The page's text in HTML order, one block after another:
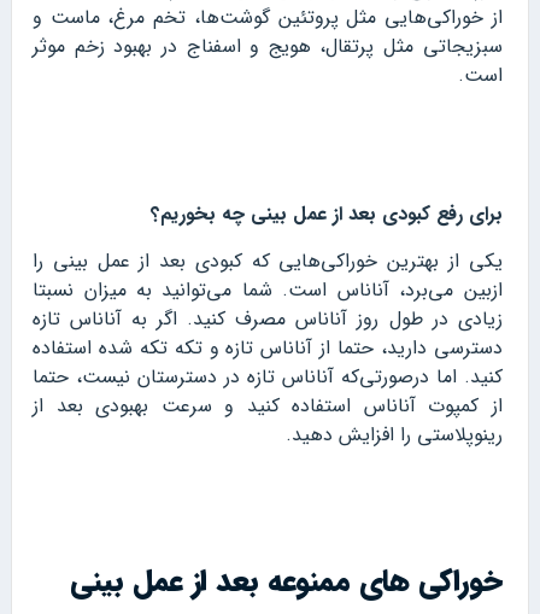
از خوراکی‌هایی مثل پروتئین گوشت‌ها، تخم مرغ، ماست و
سبزیجاتی مثل پرتقال، هویج و اسفناج در بهبود زخم موثر
است.
برای رفع کبودی بعد از عمل بینی چه بخوریم؟
یکی از بهترین خوراکی‌هایی که کبودی بعد از عمل بینی را
ازبین می‌برد، آناناس است. شما می‌توانید به میزان نسبتا
زیادی در طول روز آناناس مصرف کنید. اگر به آناناس تازه
دسترسی دارید، حتما از آناناس تازه و تکه تکه شده استفاده
کنید. اما درصورتی‌که آناناس تازه در دسترستان نیست، حتما
از کمپوت آناناس استفاده کنید و سرعت بهبودی بعد از
رینوپلاستی را افزایش دهید.
خوراکی‌ های ممنوعه بعد از عمل بینی